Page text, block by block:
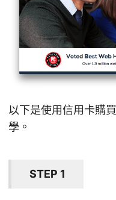
以下是使用信用卡購買
學。
STEP 1